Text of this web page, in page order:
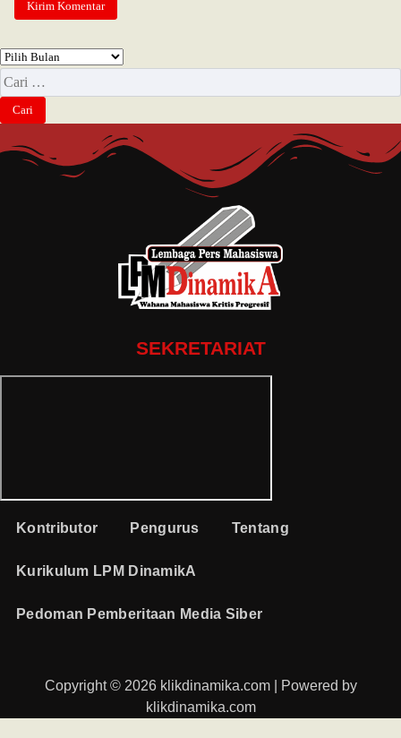
SEKRETARIAT
Kontributor Pengurus Tentang
Kurikulum LPM DinamikA
Pedoman Pemberitaan Media Siber
Copyright © 2026 klikdinamika.com | Powered by
klikdinamika.com